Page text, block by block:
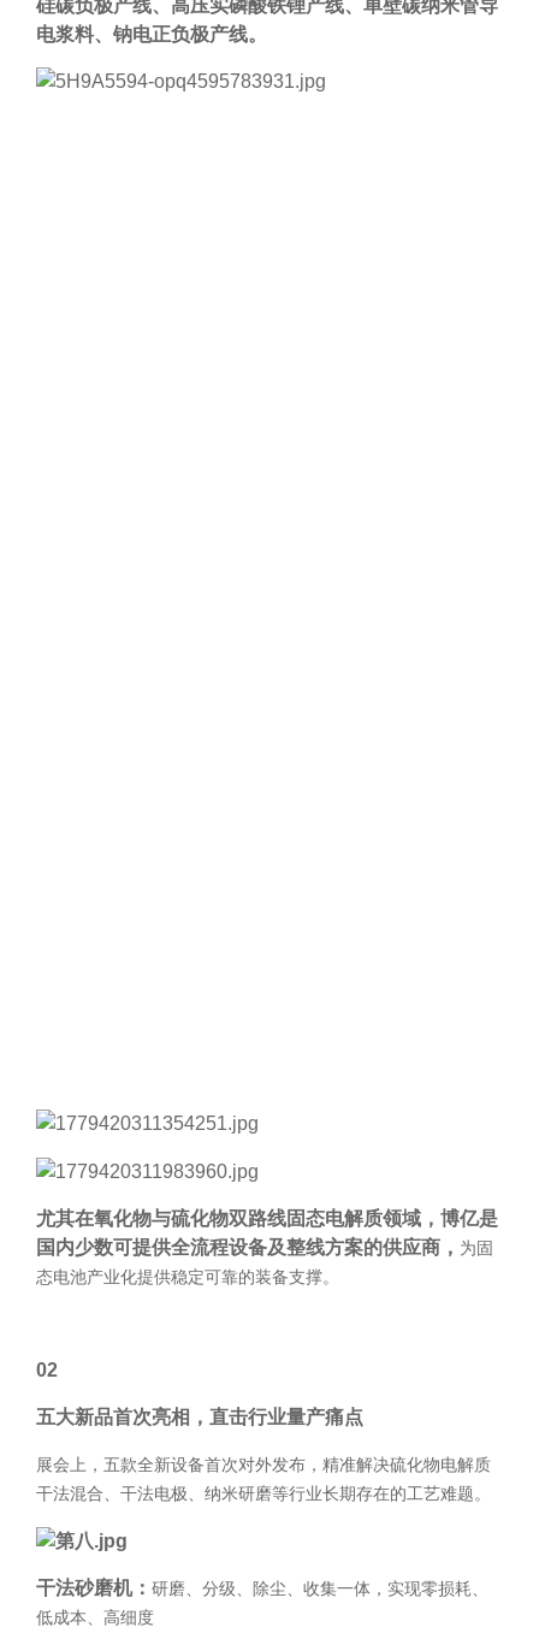
硅碳负极产线、高压实磷酸铁锂产线、单壁碳纳米管导
电浆料、钠电正负极产线。
尤其在氧化物与硫化物双路线固态电解质领域，博亿是
国内少数可提供全流程设备及整线方案的供应商 ， 为固
态电池产业化提供稳定可靠的装备支撑。
02
五大新品首次亮相，直击行业量产痛点
展会上，五款全新设备首次对外发布，精准解决硫化物电解质
干法混合、干法电极、纳米研磨等行业长期存在的工艺难题。
干法砂磨机： 研磨、分级、除尘、收集一体，实现零损耗、
低成本、高细度